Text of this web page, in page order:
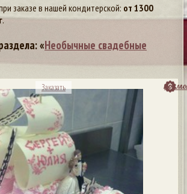
заказе в нашей кондитерской: от 1300
.
«Необычные свадебные
Заказать